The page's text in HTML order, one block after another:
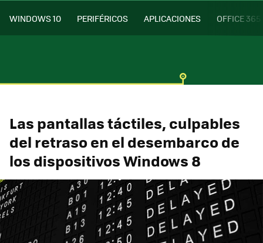
WINDOWS 10 PERIFÉRICOS APLICACIONES OFFICE 365
Las pantallas táctiles, culpables
del retraso en el desembarco de
los dispositivos Windows 8